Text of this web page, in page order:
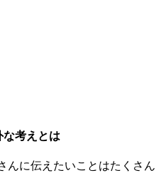
考えとは
んに伝えたいことはたくさん